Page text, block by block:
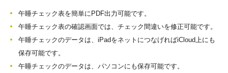
午睡チェック表を簡単にPDF出力可能です。
午睡チェック表の確認画面では、チェック間違いを修正可能です。
午睡チェックのデータは、iPadをネットにつなげればiCloud上にも
保存可能です。
午睡チェックのデータは、パソコンにも保存可能です。